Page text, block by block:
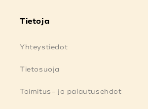
Tietoja
Yhteystiedot
Tietosuoja
Toimitus- ja palautusehdot